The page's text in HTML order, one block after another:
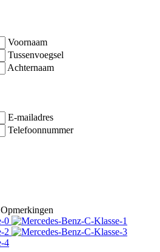
Voornaam
Tussenvoegsel
Achternaam
E-mailadres
Telefoonnummer
Opmerkingen